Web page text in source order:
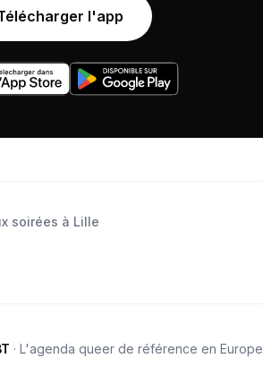
l'app
soirées à Lille
· L'agenda queer de référence en Europe